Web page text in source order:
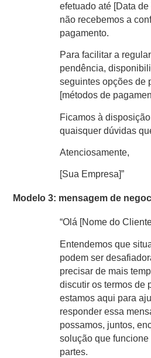
efetuado até [Data
não recebemos a
pagamento.
Para facilitar a
pendência,
seguintes opções de
[métodos de
Ficamos à
quaisquer dúvidas
Atenciosamente,
[Sua Empresa]”
Modelo 3: mensagem de
“Olá [Nome do
Entendemos que
podem ser
precisar de mais
discutir os termos de
estamos aqui para
responder essa
possamos, juntos,
solução que
partes.